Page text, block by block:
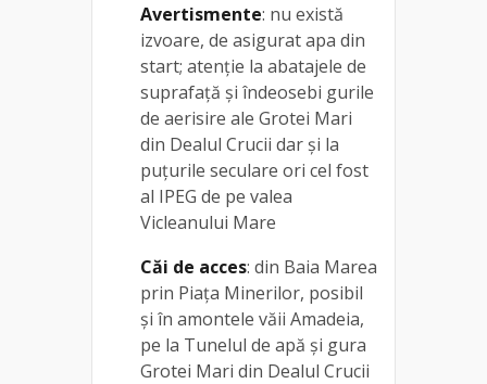
Avertismente: nu există
izvoare, de asigurat apa din
start; atenție la abatajele de
suprafață și îndeosebi gurile
de aerisire ale Grotei Mari
din Dealul Crucii dar și la
puțurile seculare ori cel fost
al IPEG de pe valea
Vicleanului Mare
Căi de acces: din Baia Marea
prin Piața Minerilor, posibil
și în amontele văii Amadeia,
pe la Tunelul de apă și gura
Grotei Mari din Dealul Crucii